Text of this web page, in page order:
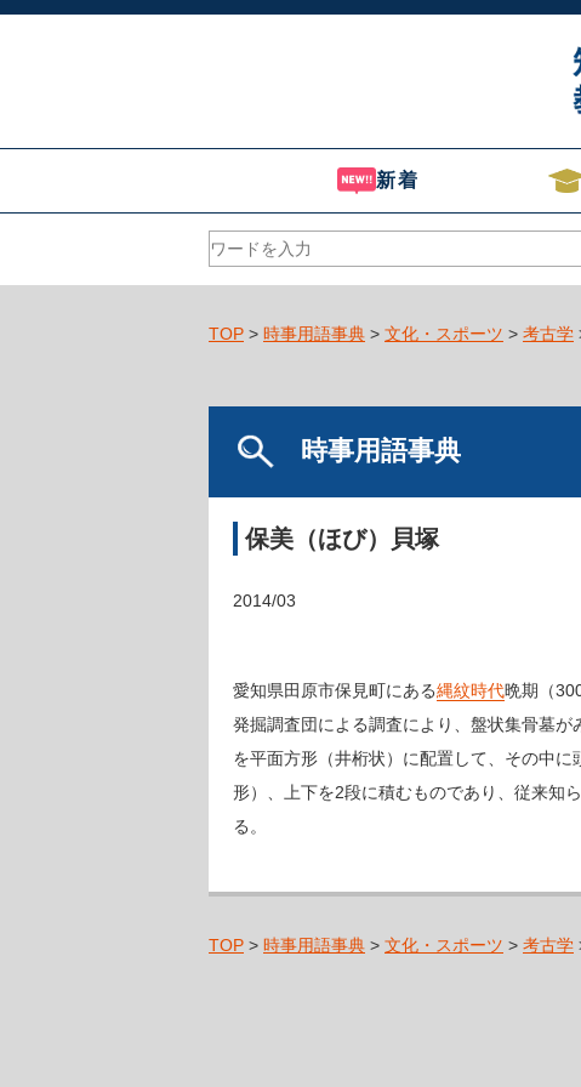
新着
TOP > 時事用語事典 > 文化・スポーツ > 考古学
時事用語事典
保美（ほび）貝塚
2014/03
愛知県田原市保見町にある縄紋時代晩期（
発掘調査団による調査により、盤状集骨墓が
を平面方形（井桁状）に配置して、その中
形）、上下を2段に積むものであり、従来知
る。
TOP > 時事用語事典 > 文化・スポーツ > 考古学